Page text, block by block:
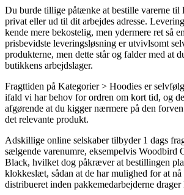
Du burde tillige påtænke at bestille varerne til
privat eller ud til dit arbejdes adresse.
kende mere bekostelig, men ydermere ret så
prisbevidste leveringsløsning er utvivlsomt
produkterne, men dette står og falder med at
butikkens arbejdslager.
Fragttiden på Kategorier > Hoodies er
ifald vi har behov for ordren om kort tid, og
afgørende at du kigger nærmere på den
det relevante produkt.
Adskillige online selskaber tilbyder 1 dags
sælgende varenumre, eksempelvis Woodbird
Black, hvilket dog påkræver at bestillingen
klokkeslæt, sådan at de har mulighed for at
distribueret inden pakkemedarbejderne drager